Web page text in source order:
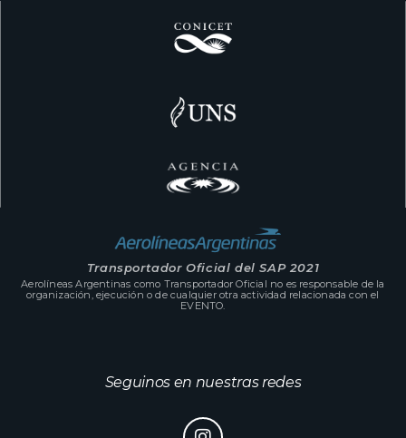
Transportador Oficial del SAP 2021
Aerolíneas Argentinas como Transportador Oficial no es responsable de la
organización, ejecución o de cualquier otra actividad relacionada con el
EVENTO.
Seguinos en nuestras redes